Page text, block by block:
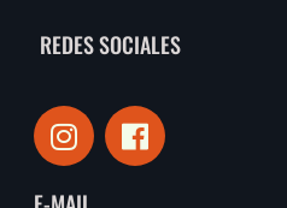
REDES SOCIALES
I
n
s
F
a
c